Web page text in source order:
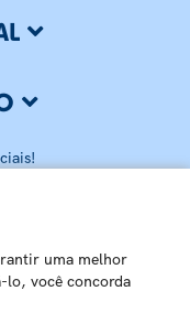
LTDA
20
uma melhor
lo, você concorda